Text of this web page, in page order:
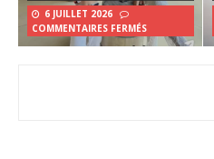
6 JUILLET 2026
COMMENTAIRES FERMÉS